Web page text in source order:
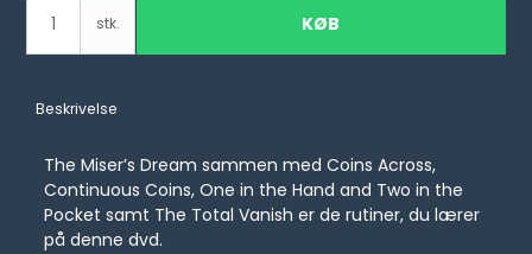
stk. KØB
Beskrivelse
The Miser’s Dream sammen med Coins Across,
Continuous Coins, One in the Hand and Two in the
Pocket samt The Total Vanish er de rutiner, du lærer
på denne dvd.